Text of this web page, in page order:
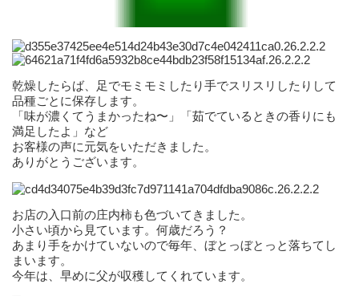
乾燥したらば、足でモミモミしたり手でスリスリしたりして
品種ごとに保存します。
「味が濃くてうまかったね〜」「茹でているときの香りにも
満足したよ」など
お客様の声に元気をいただきました。
ありがとうございます。
お店の入口前の庄内柿も色づいてきました。
小さい頃から見ています。何歳だろう？
あまり手をかけていないので毎年、ぼとっぼとっと落ちてし
まいます。
今年は、早めに父が収穫してくれています。